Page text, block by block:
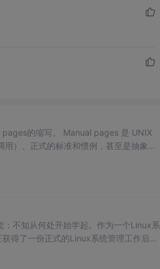
）、正式的标准和惯例，甚至是抽象的
不知从何处开始学起。作为一个Linux系
得了一份正式的Linux系统管理工作后，